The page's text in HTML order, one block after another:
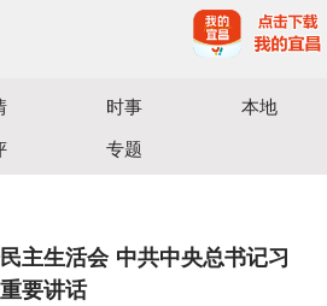
时事
本地
专题
主生活会 中共中央总书记习
要讲话